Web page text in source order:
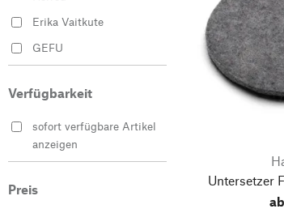
Weiß
Erika Vaitkute
GEFU
Hey-Sign
Kracht
Lapuan Kankurit
Verfügbarkeit
sofort verfügbare Artikel
anzeigen
Preis
Untersetzer